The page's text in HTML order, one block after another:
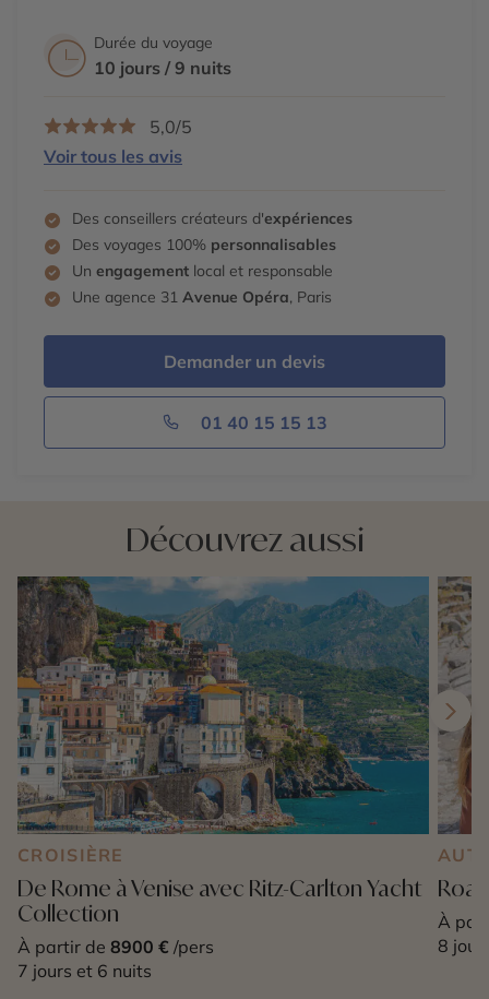
Durée du voyage
10 jours / 9 nuits
5,0/5
Voir tous les avis
Des conseillers créateurs d'expériences
Des voyages 100% personnalisables
Un engagement local et responsable
Une agence 31 Avenue Opéra, Paris
Demander un devis
01 40 15 15 13
Découvrez aussi
CROISIÈRE
De Rome à Venise avec Ritz-Carlton Yacht
Collection
À partir de 8900 € /pers
7 jours et 6 nuits
À
8